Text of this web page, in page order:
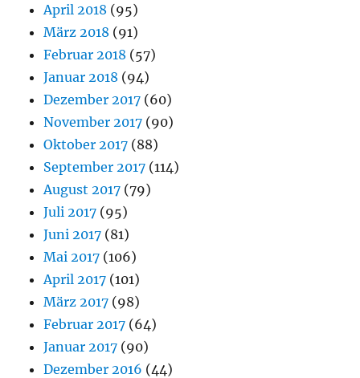
April 2018 (95)
März 2018 (91)
Februar 2018 (57)
Januar 2018 (94)
Dezember 2017 (60)
November 2017 (90)
Oktober 2017 (88)
September 2017 (114)
August 2017 (79)
Juli 2017 (95)
Juni 2017 (81)
Mai 2017 (106)
April 2017 (101)
März 2017 (98)
Februar 2017 (64)
Januar 2017 (90)
Dezember 2016 (44)